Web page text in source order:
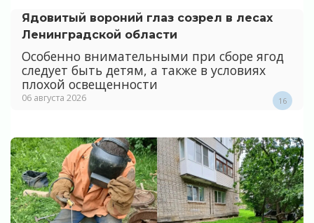
Ядовитый вороний глаз созрел в лесах
Ленинградской области
Особенно внимательными при сборе ягод
следует быть детям, а также в условиях
плохой освещенности
06 августа 2026 16